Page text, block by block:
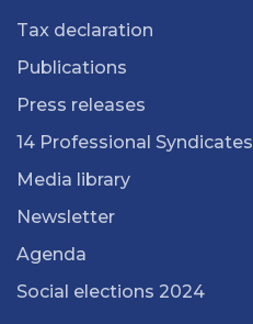
Tax declaration
Publications
Press releases
14 Professional Syndicates
Media library
Newsletter
Agenda
Social elections 2024